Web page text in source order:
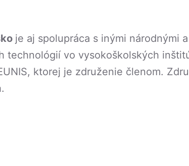
je aj spolupráca s inými národnými
technológií vo vysokoškolských
ktorej je združenie členom.